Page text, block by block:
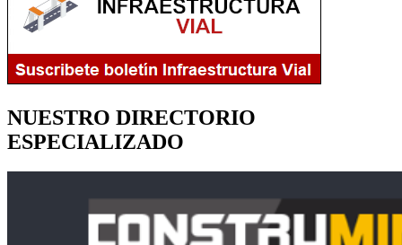
NUESTRO DIRECTORIO
ESPECIALIZADO